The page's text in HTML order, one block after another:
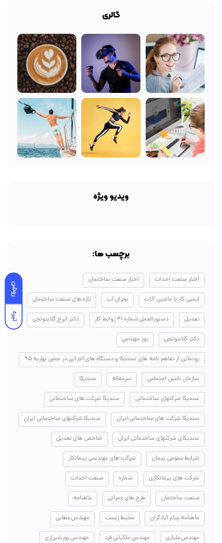
روشن
تیره
گالری
ویدیو ویژه
برچسب ها:
اخبار صنعت احداث اخبار صنعت ساختمان
ایمنی کار با ماشین آلات بحران آب تازه های صنعت ساختمان
تعدیل دستورالعمل شماره ۴۱ روابط کار دکتر ایرج گلابتونچی
دکتر گلابتونچی روز مهندس
رونمایی از تفاهم نامه های سندیکا و دستگاه های اجرایی در جشن بهاریه ۹۵
سازمان تامین اجتماعی سرمقاله سندیکا
سندیکا شرکتهای ساختمانی سندیکا شرکت های ساختمانی
سندیکا شرکت های ساختمانی ایران سندیکا شرکتهای ساختمانی ایران
سندیکای شرکتهای ساختمانی ایران شاخص های تعدیل
شرایط عمومی پیمان شرکت های مهندسی پیمانکار
شرکت های پیمانکاری شماره صنعت احداث
صنعت ساختمان طرح های عمرانی ماهنامه
ماهنامه پیام آبادگران محیط زیست مهندس عطایی
مهندس علیاری مهندس ملکیانی فرد مهندس پورشیرازی